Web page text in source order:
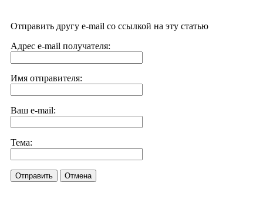
Отправить другу e-mail со ссылкой на эту статью
Адрес e-mail получателя:
Имя отправителя:
Ваш e-mail:
Тема:
Отправить Отмена